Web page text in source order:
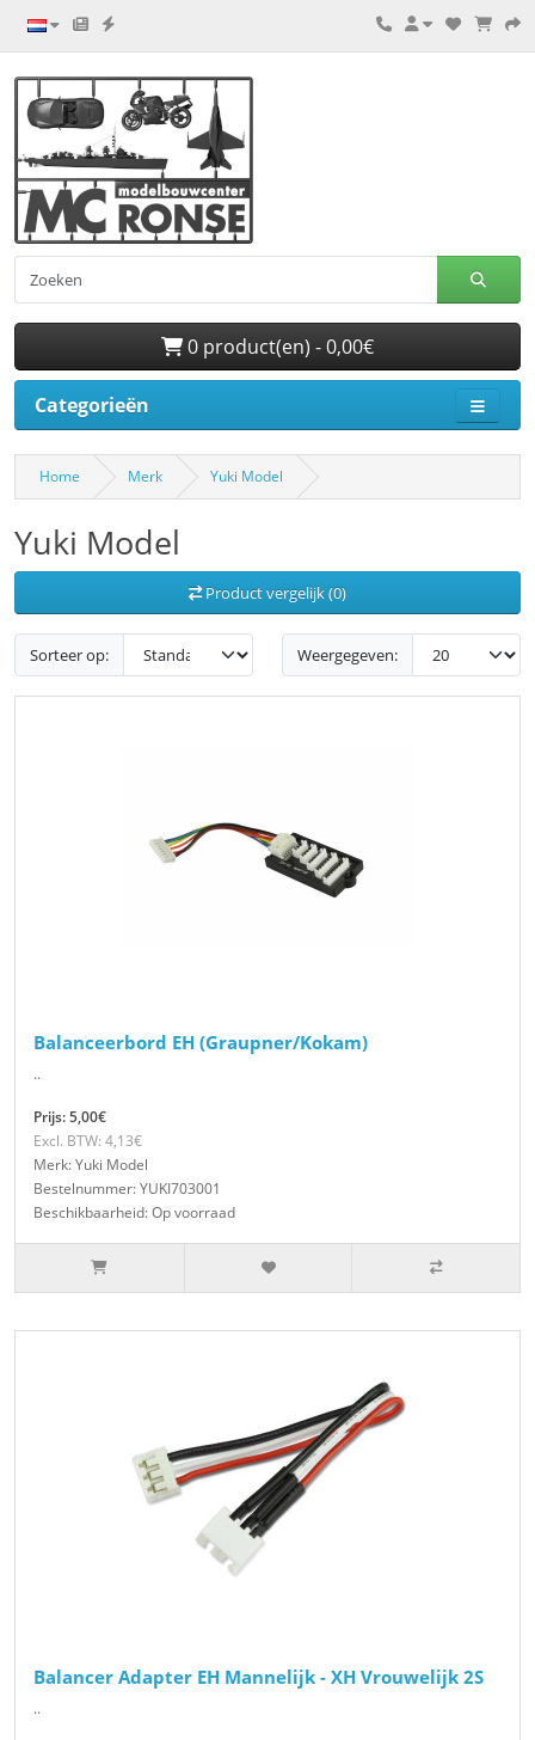
0 product(en) - 0,00€
Categorieën
Home Merk Yuki Model
Yuki Model
Product vergelijk (0)
Sorteer op: Weergegeven:
Balanceerbord EH (Graupner/Kokam)
..
Prijs: 5,00€
Excl. BTW: 4,13€
Merk: Yuki Model
Bestelnummer: YUKI703001
Beschikbaarheid: Op voorraad
Balancer Adapter EH Mannelijk - XH Vrouwelijk 2S
..